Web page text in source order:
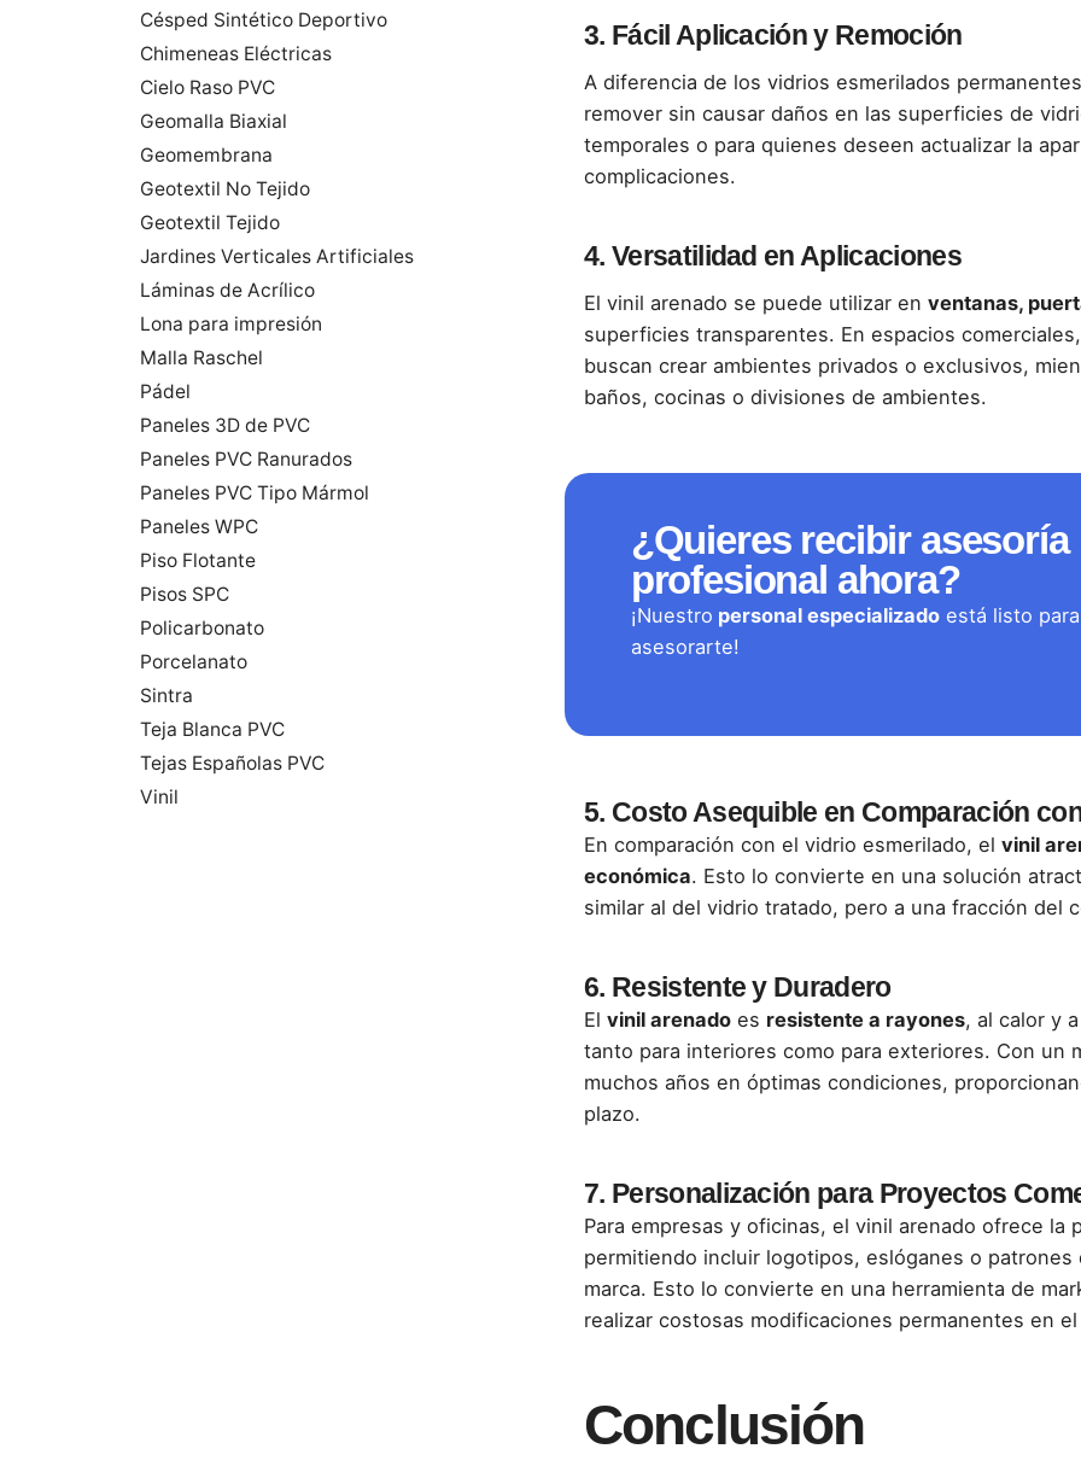
Césped Sintético Deportivo
Chimeneas Eléctricas
Cielo Raso PVC
Geomalla Biaxial
Geomembrana
Geotextil No Tejido
Geotextil Tejido
Jardines Verticales Artificiales
Láminas de Acrílico
Lona para impresión
Malla Raschel
Pádel
Paneles 3D de PVC
Paneles PVC Ranurados
Paneles PVC Tipo Mármol
Paneles WPC
Piso Flotante
Pisos SPC
Policarbonato
Porcelanato
Sintra
Teja Blanca PVC
Tejas Españolas PVC
Vinil
3. Fácil Aplicación y Remoción
A diferencia de los vidrios esmerilados
remover sin causar daños en las superficies de
temporales o para quienes deseen actualizar la
complicaciones.
4. Versatilidad en Aplicaciones
El vinil arenado se puede utilizar en ventanas,
superficies transparentes. En espacios
buscan crear ambientes privados o exclusivos,
baños, cocinas o divisiones de ambientes.
¿Quieres recibir asesoría
profesional ahora?
¡Nuestro personal especializadoestá listo para
asesorarte!
5. Costo Asequible en Comparación
En comparación con el vidrio esmerilado, el vinil
económica. Esto lo convierte en una solución
similar al del vidrio tratado, pero a una fracción del
6. Resistente y Duradero
El vinil arenado es resistente a rayones, al calor y
tanto para interiores como para exteriores. Con un
muchos años en óptimas condiciones,
plazo.
7. Personalización para Proyectos
Para empresas y oficinas, el vinil arenado ofrece la
permitiendo incluir logotipos, eslóganes o
marca. Esto lo convierte en una herramienta de
realizar costosas modificaciones permanentes en
Conclusión